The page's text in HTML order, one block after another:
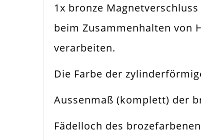
Farbe
1x bronze
beim Zusammenhalten von
verarbeiten.
Die Farbe der
Aussenmaß (komplett) der
Fädelloch des